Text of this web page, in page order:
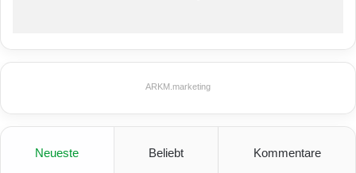
ARKM.marketing
Neueste Beliebt Kommentare